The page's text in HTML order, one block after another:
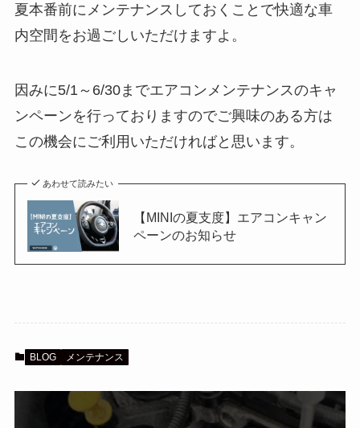
夏本番前にメンテナンスしておくことで快適な車
内空間をお過ごしいただけますよ。
因みに5/1～6/30までエアコンメンテナンスのキャ
ンペーンを行っておりますのでご興味のある方は
この機会にご利用いただければと思います。
あわせて読みたい
【MINIの夏支度】エアコンキャン
ペーンのお知らせ
BLOG メンテナンス